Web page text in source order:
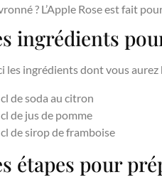
? L’Apple Rose est fait
ingrédients
les ingrédients dont vous
de soda au citron
de jus de pomme
de sirop de framboise
étapes pour